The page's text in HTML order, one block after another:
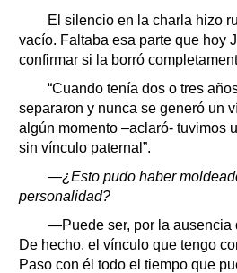
El silencio en la charla hizo
vacío. Faltaba esa parte que hoy
confirmar si la borró
“Cuando tenía dos o tres
separaron y nunca se generó un
algún momento –aclaró- tuvimos
sin vínculo paternal”.
—¿Esto pudo haber
personalidad?
—Puede ser, por la ausencia
De hecho, el vínculo que tengo
Paso con él todo el tiempo que